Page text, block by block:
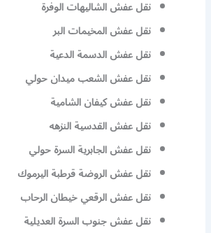
نقل عفش الشاليهات الوفرة
نقل عفش المخيمات البر
نقل عفش الدسمة الدعية
نقل عفش الشعب ميدان حولي
نقل عفش كيفان الشامية
نقل عفش القدسية النزهه
نقل عفش الجابرية السرة حولي
نقل عفش الروضة قرطبة اليرموك
نقل عفش الرقعي خيطان الرحاب
نقل عفش جنوب السرة العديلية